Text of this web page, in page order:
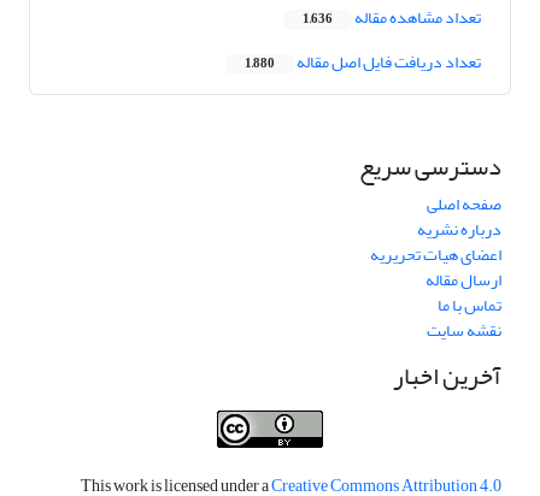
تعداد مشاهده مقاله 1,636
تعداد دریافت فایل اصل مقاله 1,880
دسترسی سریع
صفحه اصلی
درباره نشریه
اعضای هیات تحریریه
ارسال مقاله
تماس با ما
نقشه سایت
آخرین اخبار
This work is licensed under aCreative Commons Attribution 4.0